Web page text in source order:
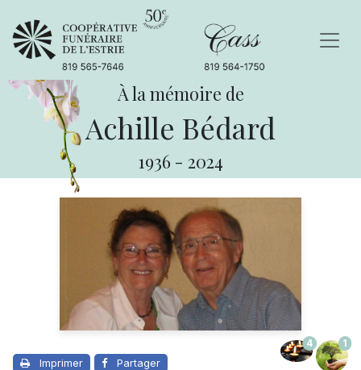
À la mémoire de
Achille Bédard
1936 - 2024
Imprimer Partager
4 1